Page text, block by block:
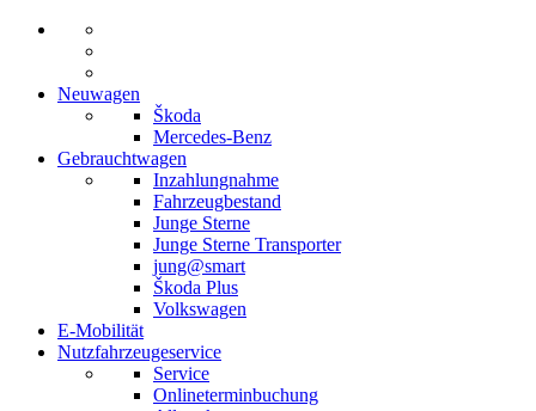
Neuwagen
Škoda
Mercedes-Benz
Gebrauchtwagen
Inzahlungnahme
Fahrzeugbestand
Junge Sterne
Junge Sterne Transporter
jung@smart
Škoda Plus
Volkswagen
E-Mobilität
Nutzfahrzeugeservice
Service
Onlineterminbuchung